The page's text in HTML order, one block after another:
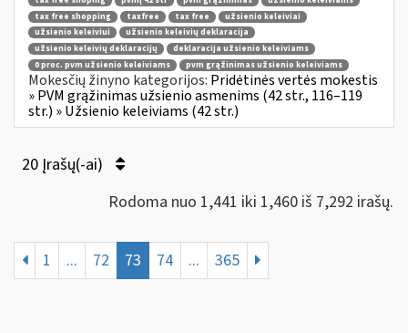
tax free shopping
taxfree tax free
užsienio keleiviai
užsienio keleiviui
užsienio keleivių deklaracija
užsienio keleivių deklaracijų
deklaracija užsienio keleiviams
0 proc. pvm užsienio keleiviams
pvm grąžinimas užsienio keleiviams
Mokesčių žinyno kategorijos: Pridėtinės vertės mokestis
» PVM grąžinimas užsienio asmenims (42 str., 116–119
str.) » Užsienio keleiviams (42 str.)
20 Įrašų(-ai)
Rodoma nuo 1,441 iki 1,460 iš 7,292 irašų.
1 ... 72 73 74 ... 365